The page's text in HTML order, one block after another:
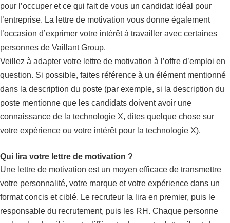
pour l’occuper et ce qui fait de vous un candidat idéal pour
l’entreprise. La lettre de motivation vous donne également
l’occasion d’exprimer votre intérêt à travailler avec certaines
personnes de Vaillant Group.
Veillez à adapter votre lettre de motivation à l’offre d’emploi en
question. Si possible, faites référence à un élément mentionné
dans la description du poste (par exemple, si la description du
poste mentionne que les candidats doivent avoir une
connaissance de la technologie X, dites quelque chose sur
votre expérience ou votre intérêt pour la technologie X).
Qui lira votre lettre de motivation ?
Une lettre de motivation est un moyen efficace de transmettre
votre personnalité, votre marque et votre expérience dans un
format concis et ciblé. Le recruteur la lira en premier, puis le
responsable du recrutement, puis les RH. Chaque personne